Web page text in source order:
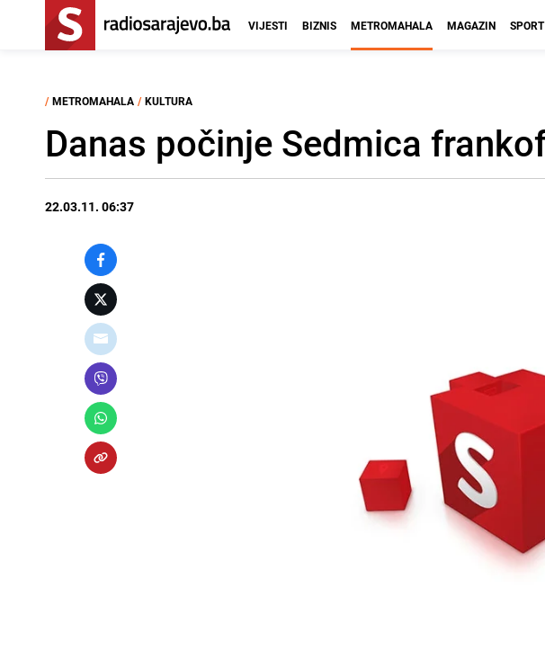
VIJESTI BIZNIS METROMAHALA MAGAZIN SPORT
/ METROMAHALA / KULTURA
Danas počinje Sedmica
22.03.11. 06:37